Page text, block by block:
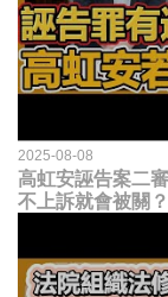
2025-08-08
高虹安誣告案二
不上訴就會被關